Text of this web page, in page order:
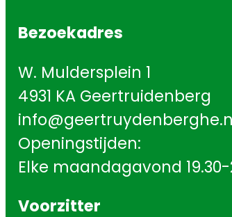
Bezoekadres
W. Muldersplein 1
4931 KA Geertruidenberg
Openingstijden:
Elke maandagavond
Voorzitter